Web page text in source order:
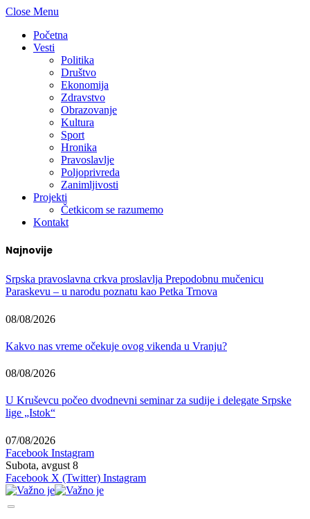
Close Menu
Početna
Vesti
Politika
Društvo
Ekonomija
Zdravstvo
Obrazovanje
Kultura
Sport
Hronika
Pravoslavlje
Poljoprivreda
Zanimljivosti
Projekti
Četkicom se razumemo
Kontakt
Najnovije
Srpska pravoslavna crkva proslavlja Prepodobnu mučenicu
Paraskevu – u narodu poznatu kao Petka Trnova
08/08/2026
Kakvo nas vreme očekuje ovog vikenda u Vranju?
08/08/2026
U Kruševcu počeo dvodnevni seminar za sudije i delegate Srpske
lige „Istok“
07/08/2026
Facebook Instagram
Subota, avgust 8
Facebook X (Twitter) Instagram